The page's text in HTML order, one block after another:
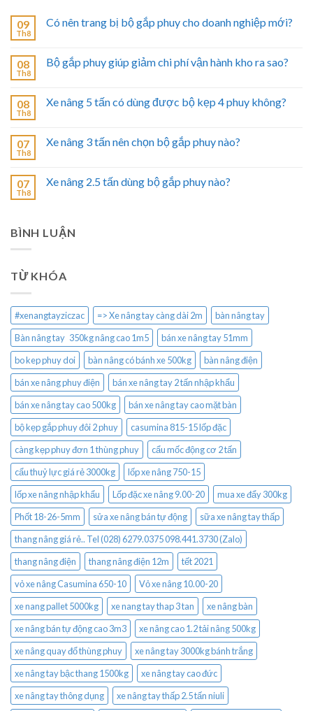
09
Th8
Có nên trang bị bộ gắp phuy cho doanh nghiệp mới?
08
Th8
Bộ gắp phuy giúp giảm chi phí vận hành kho ra sao?
08
Th8
Xe nâng 5 tấn có dùng được bộ kẹp 4 phuy không?
07
Th8
Xe nâng 3 tấn nên chọn bộ gắp phuy nào?
07
Th8
Xe nâng 2.5 tấn dùng bộ gắp phuy nào?
BÌNH LUẬN
TỪ KHÓA
#xenangtayziczac => Xe nâng tay càng dài 2m
bàn nâng tay
Bàn nâng tay 350kg nâng cao 1m5
bán xe nâng tay 51mm
bo kep phuy doi
bàn nâng có bánh xe 500kg
bàn nâng điện
bán xe nâng phuy điện
bán xe nâng tay 2 tấn nhập khẩu
bán xe nâng tay cao 500kg
bán xe nâng tay cao mặt bàn
bộ kẹp gắp phuy đôi 2 phuy
casumina 815-15 lốp đặc
càng kẹp phuy đơn 1 thùng phuy
cẩu mốc động cơ 2 tấn
cẩu thuỷ lực giá rẻ 3000kg
lốp xe nâng 750-15
lốp xe nâng nhập khẩu
Lốp đặc xe nâng 9.00-20
mua xe đẩy 300kg
Phốt 18-26-5mm
sửa xe nâng bán tự động
sữa xe nâng tay thấp
thang nâng giá rẻ.. Tel (028) 6279.0375 098.441.3730 (Zalo)
thang nâng điện
thang nâng điện 12m
tết 2021
vỏ xe nâng Casumina 650-10
Vỏ xe nâng 10.00-20
xe nang pallet 5000kg
xe nang tay thap 3 tan
xe nâng bàn
xe nâng bán tự động cao 3m3
xe nâng cao 1.2 tải nâng 500kg
xe nâng quay đổ thùng phuy
xe nâng tay 3000kg bánh trắng
xe nâng tay bậc thang 1500kg
xe nâng tay cao đức
xe nâng tay thông dụng
xe nâng tay thấp 2.5 tấn niuli